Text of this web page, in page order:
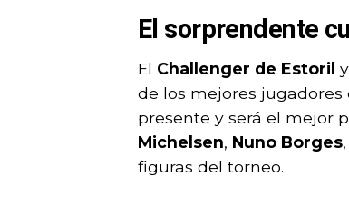
El sorprendente
El Challenger de Estoril
de los mejores jugadores
presente y será el mejor
Michelsen, Nuno Borges,
figuras del torneo.